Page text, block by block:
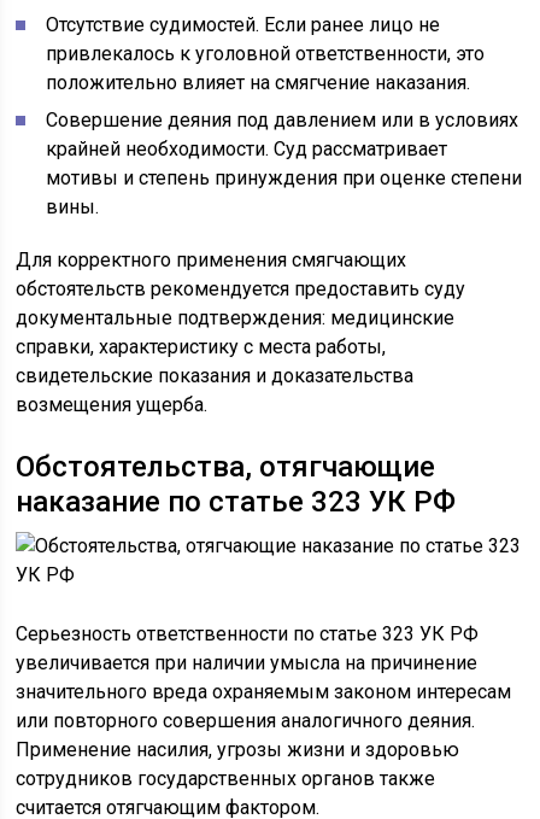
Отсутствие судимостей. Если ранее лицо не
привлекалось к уголовной ответственности, это
положительно влияет на смягчение наказания.
Совершение деяния под давлением или в условиях
крайней необходимости. Суд рассматривает
мотивы и степень принуждения при оценке степени
вины.
Для корректного применения смягчающих
обстоятельств рекомендуется предоставить суду
документальные подтверждения: медицинские
справки, характеристику с места работы,
свидетельские показания и доказательства
возмещения ущерба.
Обстоятельства, отягчающие
наказание по статье 323 УК РФ
Серьезность ответственности по статье 323 УК РФ
увеличивается при наличии умысла на причинение
значительного вреда охраняемым законом интересам
или повторного совершения аналогичного деяния.
Применение насилия, угрозы жизни и здоровью
сотрудников государственных органов также
считается отягчающим фактором.